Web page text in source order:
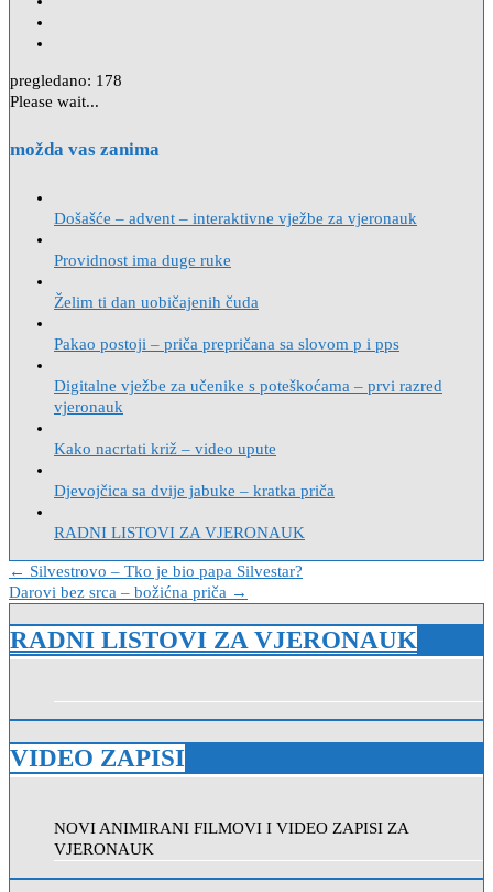
pregledano: 178
Please wait...
možda vas zanima
Došašće – advent – interaktivne vježbe za vjeronauk
Providnost ima duge ruke
Želim ti dan uobičajenih čuda
Pakao postoji – priča prepričana sa slovom p i pps
Digitalne vježbe za učenike s poteškoćama – prvi razred
vjeronauk
Kako nacrtati križ – video upute
Djevojčica sa dvije jabuke – kratka priča
RADNI LISTOVI ZA VJERONAUK
Navigacija
objava
← Silvestrovo – Tko je bio papa Silvestar?
Darovi bez srca – božićna priča →
RADNI LISTOVI ZA VJERONAUK
VIDEO ZAPISI
NOVI ANIMIRANI FILMOVI I VIDEO ZAPISI ZA
VJERONAUK